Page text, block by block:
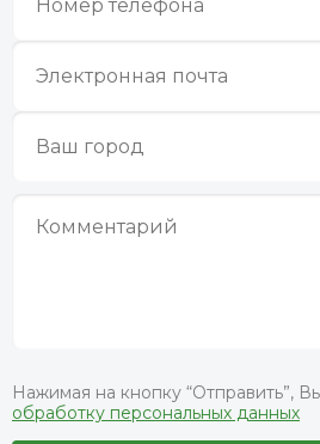
Нажимая на кнопку “Отправить”,
обработку персональных данных